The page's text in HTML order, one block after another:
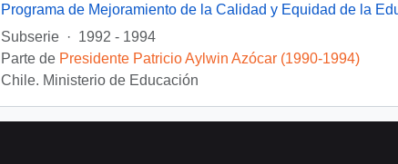
Programa de Mejoramiento de la Calidad y Equidad de la
Subserie · 1992 - 1994
Parte de Presidente Patricio Aylwin Azócar (1990-1994)
Chile. Ministerio de Educación